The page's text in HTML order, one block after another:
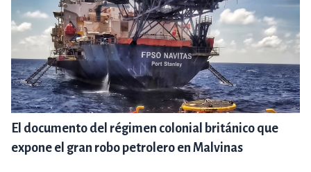
El documento del régimen colonial británico que
expone el gran robo petrolero en Malvinas